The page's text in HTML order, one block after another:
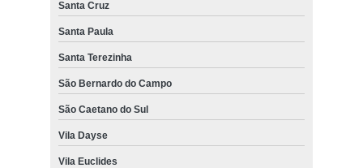
Santa Cruz
Santa Paula
Santa Terezinha
São Bernardo do Campo
São Caetano do Sul
Vila Dayse
Vila Euclides